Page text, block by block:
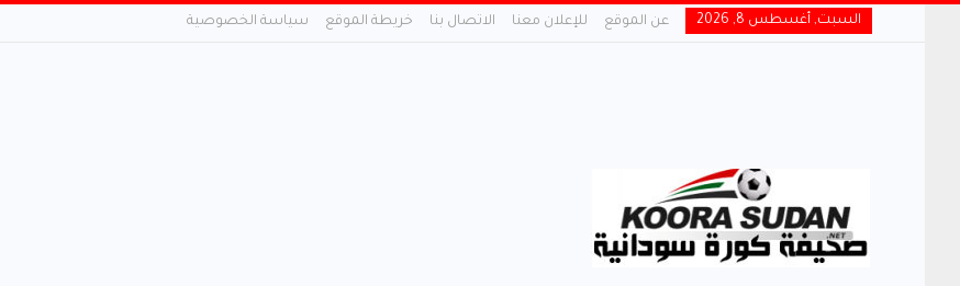
السبت, أغسطس 8, 2026 عن الموقع للإعلان معنا الاتصال بنا خريطة الموقع سياسة الخصوصية